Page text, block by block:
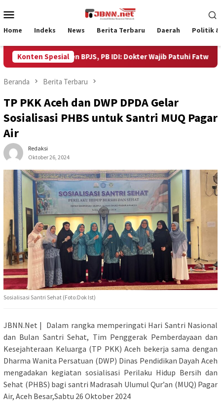
ke
Mobile
Home Indeks News Berita Terbaru Daerah Politik &
Konten Spesial
Pasien BPJS, PB IDI: Dokter Wajib Patuhi Fatwa Etik
Beranda Berita Terbaru
TP PKK Aceh dan DWP DPDA Gelar
Sosialisasi PHBS untuk Santri MUQ Pagar
Air
Redaksi
Oktober 26, 2024
Sosialisasi Santri Sehat (Foto:Dok Ist)
JBNN.Net | Dalam rangka memperingati Hari Santri Nasional
dan Bulan Santri Sehat, Tim Penggerak Pemberdayaan dan
Kesejahteraan Keluarga (TP PKK) Aceh bekerja sama dengan
Dharma Wanita Persatuan (DWP) Dinas Pendidikan Dayah Aceh
mengadakan kegiatan sosialisasi Perilaku Hidup Bersih dan
Sehat (PHBS) bagi santri Madrasah Ulumul Qur’an (MUQ) Pagar
Air, Aceh Besar,Sabtu 26 Oktober 2024